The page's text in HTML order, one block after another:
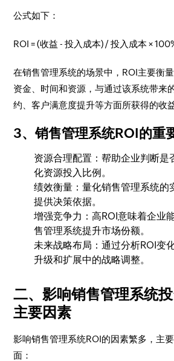
公式如下：
ROI = (收益 - 投入成本) / 投入成本 ×
在销售管理系统的场景中，ROI主要衡
资金、时间和资源，与通过该系统带来
约、客户满意度提升等方面所获得的收益
3、销售管理系统ROI的重
资源合理配置：帮助企业判断是
化资源投入比例。
绩效衡量：量化销售管理系统的
提供决策依据。
增强竞争力：高ROI意味着企业
售管理系统提升市场份额。
未来战略布局：通过分析ROI变
升级和扩展中的战略调整。
二、影响销售管理系统
主要因素
影响销售管理系统ROI的因素繁多，主
面：